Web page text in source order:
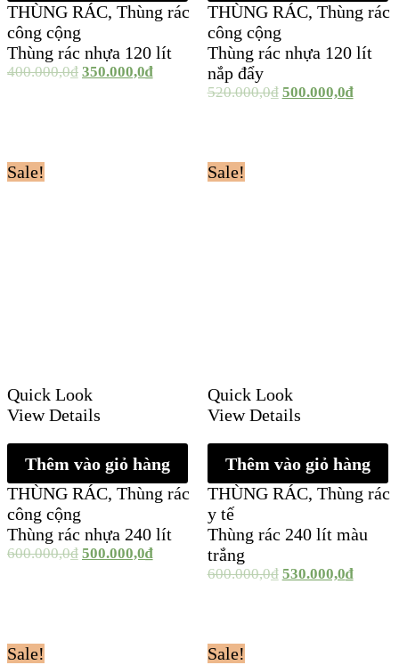
THÙNG RÁC, Thùng rác
công cộng
Thùng rác nhựa 120 lít
400.000,0₫ 350.000,0₫
THÙNG RÁC, Thùng rác
công cộng
Thùng rác nhựa 120 lít
nắp đẩy
520.000,0₫ 500.000,0₫
Sale!
Quick Look
View Details
Thêm vào giỏ hàng
THÙNG RÁC, Thùng rác
công cộng
Thùng rác nhựa 240 lít
600.000,0₫ 500.000,0₫
Sale!
Quick Look
View Details
Thêm vào giỏ hàng
THÙNG RÁC, Thùng rác
y tế
Thùng rác 240 lít màu
trắng
600.000,0₫ 530.000,0₫
Sale! Sale!